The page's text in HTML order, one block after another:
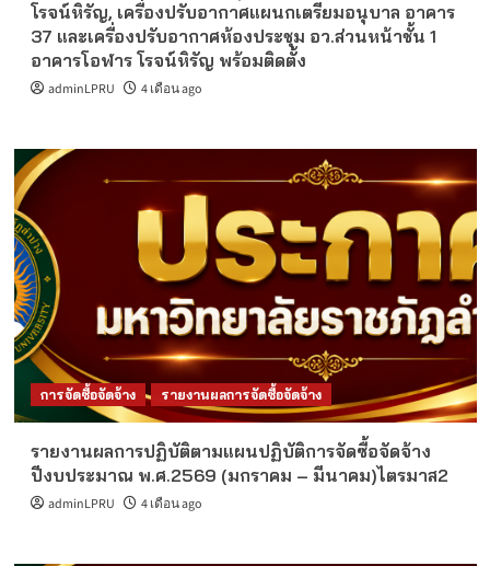
โรจน์หิรัญ, เครื่องปรับอากาศแผนกเตรียมอนุบาล อาคาร
37 และเครื่องปรับอากาศห้องประชุม อว.ส่วนหน้าชั้น 1
อาคารโอฬาร โรจน์หิรัญ พร้อมติดตั้ง
adminLPRU 4 เดือน ago
การจัดซื้อจัดจ้าง รายงานผลการจัดซื้อจัดจ้าง
รายงานผลการปฏิบัติตามแผนปฏิบัติการจัดซื้อจัดจ้าง
ปีงบประมาณ พ.ศ.2569 (มกราคม – มีนาคม)ไตรมาส2
adminLPRU 4 เดือน ago